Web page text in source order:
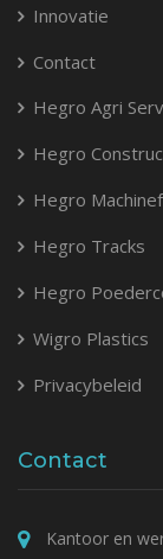
Innovatie
Contact
Hegro Agri
Hegro
Hegro
Hegro Tracks
Hegro
Wigro Plastics
Privacybeleid
Contact
Kantoor en